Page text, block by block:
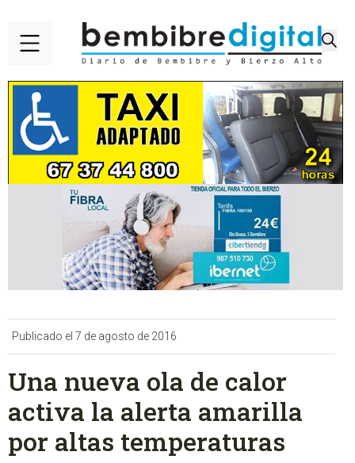
Publicado el 7 de agosto de 2016
Una nueva ola de calor
activa la alerta amarilla
por altas temperaturas